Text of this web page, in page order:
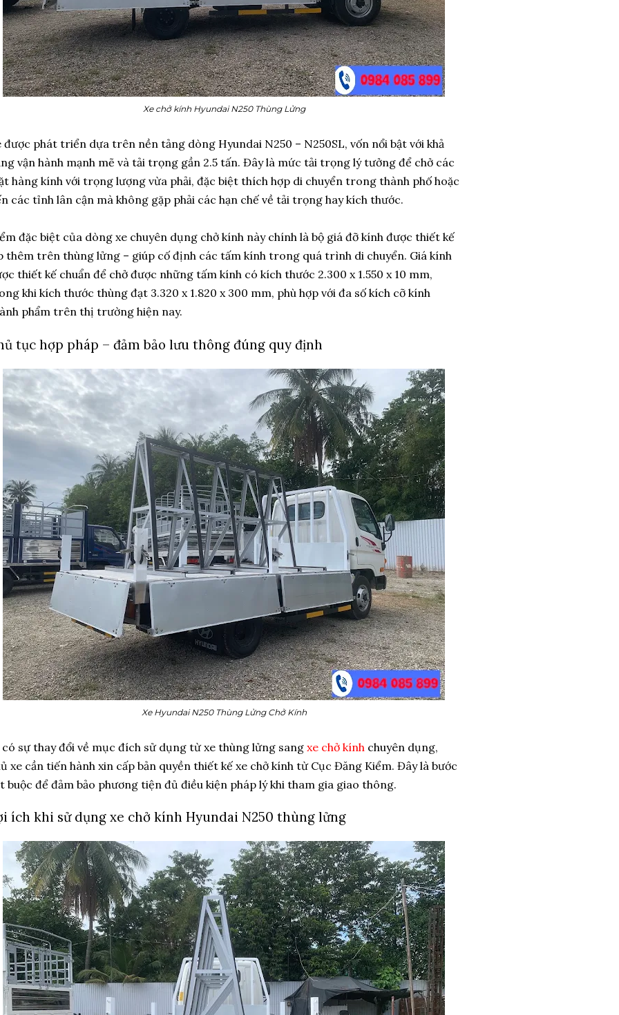
Xe chở kính Hyundai N250 Thùng Lửng
được phát triển dựa trên nền tảng dòng Hyundai N250 – N250SL, vốn nổi bật với khả
vận hành mạnh mẽ và tải trọng gần 2.5 tấn. Đây là mức tải trọng lý tưởng để chở các
hàng kính với trọng lượng vừa phải, đặc biệt thích hợp di chuyển trong thành phố hoặc
các tỉnh lân cận mà không gặp phải các hạn chế về tải trọng hay kích thước.
đặc biệt của dòng xe chuyên dụng chở kính này chính là bộ giá đỡ kính được thiết kế
thêm trên thùng lửng – giúp cố định các tấm kính trong quá trình di chuyển. Giá kính
thiết kế chuẩn để chở được những tấm kính có kích thước 2.300 x 1.550 x 10 mm,
khi kích thước thùng đạt 3.320 x 1.820 x 300 mm, phù hợp với đa số kích cỡ kính
phẩm trên thị trường hiện nay.
tục hợp pháp – đảm bảo lưu thông đúng quy định
Xe Hyundai N250 Thùng Lửng Chở Kính
sự thay đổi về mục đích sử dụng từ xe thùng lửng sang xe chở kính chuyên dụng,
xe cần tiến hành xin cấp bản quyền thiết kế xe chở kính từ Cục Đăng Kiểm. Đây là bước
buộc để đảm bảo phương tiện đủ điều kiện pháp lý khi tham gia giao thông.
ích khi sử dụng xe chở kính Hyundai N250 thùng lửng